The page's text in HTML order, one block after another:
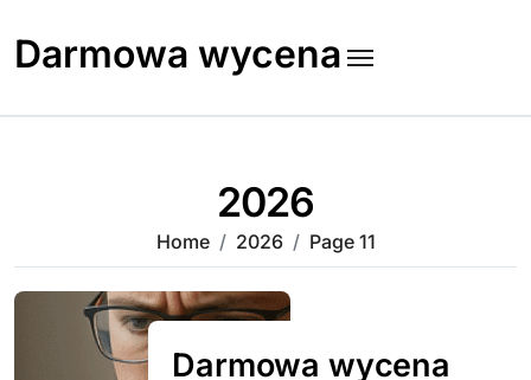
content
Darmowa wycena
2026
Home 2026 Page 11
Darmowa wycena